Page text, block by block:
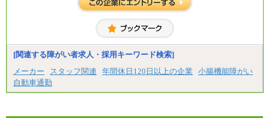
[関連する障がい者求人・採用キーワード検索]
メーカー
スタッフ関連 年間休日120日以上の企業
小腸機能障がい
自動車通勤